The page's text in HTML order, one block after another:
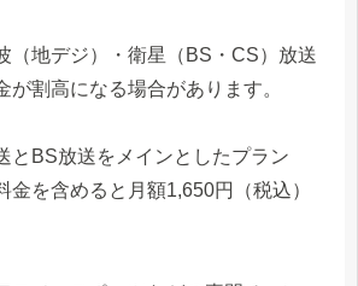
（地デジ）・衛星（BS・CS）放送
が割高になる場合があります。
とBS放送をメインとしたプラン
金を含めると月額1,650円（税込）